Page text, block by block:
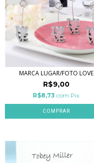
MARCA LUGAR/FOTO LOVE
R$9,00
R$8,73 com Pix